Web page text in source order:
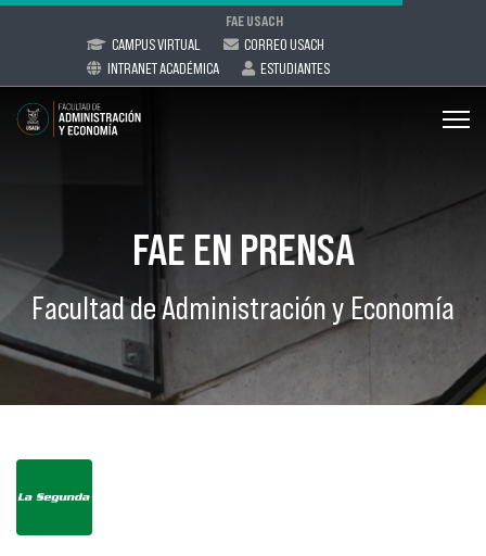
FAE USACH
CAMPUS VIRTUAL
CORREO USACH
INTRANET ACADÉMICA
ESTUDIANTES
FAE EN PRENSA
Facultad de Administración y Economía